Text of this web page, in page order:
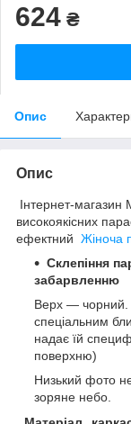
624 ₴
Опис
Опис
Інтернет-
високоякісних
ефектний Жіноча
Склепіння
забарвленню
Верх — чорний.
спеціальним
надає їй
поверхню)
Низький фото
зоряне небо.